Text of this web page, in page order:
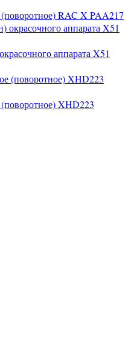
RAC X PAA217
аппарата X51
XHD223